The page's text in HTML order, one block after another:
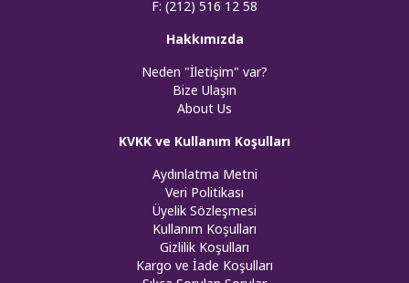
F: (212) 516 12 58
Hakkımızda
Neden "İletişim" var?
Bize Ulaşın
About Us
KVKK ve Kullanım Koşulları
Aydınlatma Metni
Veri Politikası
Üyelik Sözleşmesi
Kullanım Koşulları
Gizlilik Koşulları
Kargo ve İade Koşulları